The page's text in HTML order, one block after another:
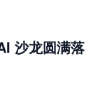
沙龙圆满落